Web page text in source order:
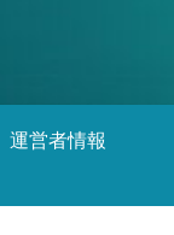
運営者情報